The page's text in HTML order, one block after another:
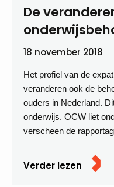
De
18 november 2018
Het profiel van de
veranderen ook de
ouders in Nederland.
onderwijs. OCW liet
verscheen de
Verder lezen